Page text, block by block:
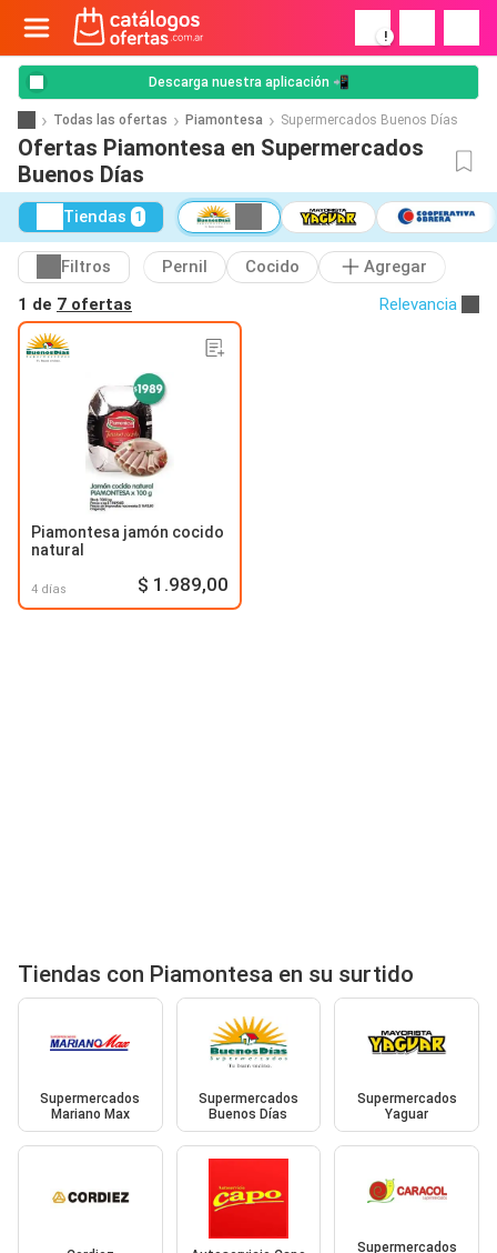
!
Descarga nuestra aplicación 📲
Todas las ofertas Piamontesa Supermercados Buenos Días
Ofertas Piamontesa en Supermercados
Buenos Días
Tiendas 1
Filtros Pernil Cocido
Agregar
1 de 7 ofertas Relevancia
Piamontesa jamón cocido
natural
4 días $ 1.989,00
Tiendas con Piamontesa en su surtido
Supermercados
Mariano Max
Supermercados
Buenos Días
Supermercados
Yaguar
Supermercados